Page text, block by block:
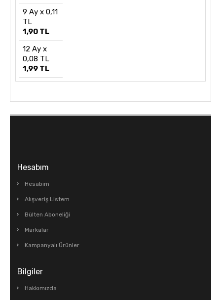
9 Ay x 0,11
TL
1,90 TL
12 Ay x
0,08 TL
1,99 TL
Hesabım
Hesabım
Alışveriş Listem
Bülten Aboneliği
Markalar
Kampanyalı Ürünler
Bilgiler
Hakkımızda